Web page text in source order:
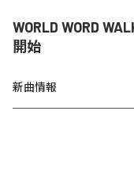
WORLD WORD
開始
新曲情報